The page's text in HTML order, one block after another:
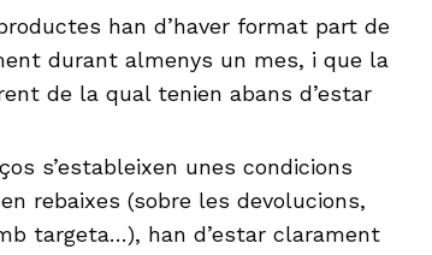
han d’haver format part de
durant almenys un mes, i que la
de la qual tenien abans d’estar
s’estableixen unes condicions
rebaixes (sobre les devolucions,
targeta…), han d’estar clarament